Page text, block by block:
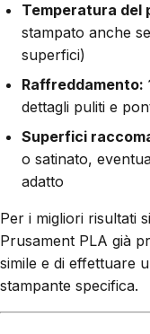
Temperatura del
stampato anche
superfici)
Raffreddamento:
dettagli puliti e
Superfici
o satinato,
adatto
Per i migliori risultati
Prusament PLA già
simile e di effettuare
stampante specifica.